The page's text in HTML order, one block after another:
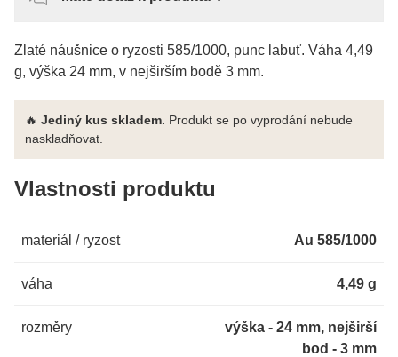
Zlaté náušnice o ryzosti 585/1000, punc labuť. Váha 4,49
g, výška 24 mm, v nejširším bodě 3 mm.
🔥 Jediný kus skladem. Produkt se po vyprodání nebude
naskladňovat.
Vlastnosti produktu
materiál / ryzost Au 585/1000
váha 4,49 g
rozměry
výška - 24 mm, nejširší
bod - 3 mm